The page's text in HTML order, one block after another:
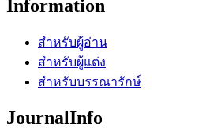
Information
สำหรับผู้อ่าน
สำหรับผู้แต่ง
สำหรับบรรณารักษ์
JournalInfo